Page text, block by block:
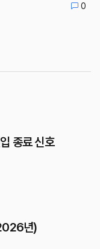
0
종료 신호
년)